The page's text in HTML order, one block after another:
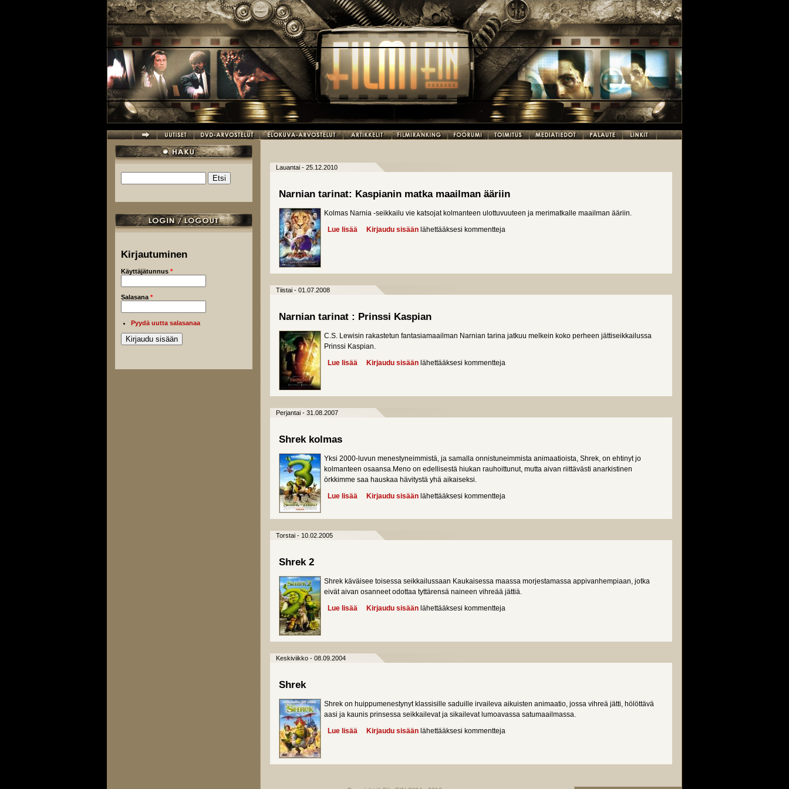
Hakulomake
Kirjautuminen
Käyttäjätunnus *
Salasana *
Pyydä uutta salasanaa
Lauantai - 25.12.2010
Narnian tarinat: Kaspianin matka maailman ääriin
Kolmas Narnia -seikkailu vie katsojat kolmanteen ulottuvuuteen ja merimatkalle maailman ääriin.
Lue lisää about Narnian tarinat: Kaspianin matka maailman ääriin
Kirjaudu sisään lähettääksesi kommentteja
Tiistai - 01.07.2008
Narnian tarinat : Prinssi Kaspian
C.S. Lewisin rakastetun fantasiamaailman Narnian tarina jatkuu melkein koko perheen jättiseikkailussa
Prinssi Kaspian.
Lue lisää about Narnian tarinat : Prinssi Kaspian
Kirjaudu sisään lähettääksesi kommentteja
Perjantai - 31.08.2007
Shrek kolmas
Yksi 2000-luvun menestyneimmistä, ja samalla onnistuneimmista animaatioista, Shrek, on ehtinyt jo
kolmanteen osaansa.Meno on edellisestä hiukan rauhoittunut, mutta aivan riittävästi anarkistinen
örkkimme saa hauskaa hävitystä yhä aikaiseksi.
Lue lisää about Shrek kolmas
Kirjaudu sisään lähettääksesi kommentteja
Torstai - 10.02.2005
Shrek 2
Shrek käväisee toisessa seikkailussaan Kaukaisessa maassa morjestamassa appivanhempiaan, jotka
eivät aivan osanneet odottaa tyttärensä naineen vihreää jättiä.
Lue lisää about Shrek 2
Kirjaudu sisään lähettääksesi kommentteja
Keskiviikko - 08.09.2004
Shrek
Shrek on huippumenestynyt klassisille saduille irvaileva aikuisten animaatio, jossa vihreä jätti, hölöttävä
aasi ja kaunis prinsessa seikkailevat ja sikailevat lumoavassa satumaailmassa.
Lue lisää about Shrek
Kirjaudu sisään lähettääksesi kommentteja